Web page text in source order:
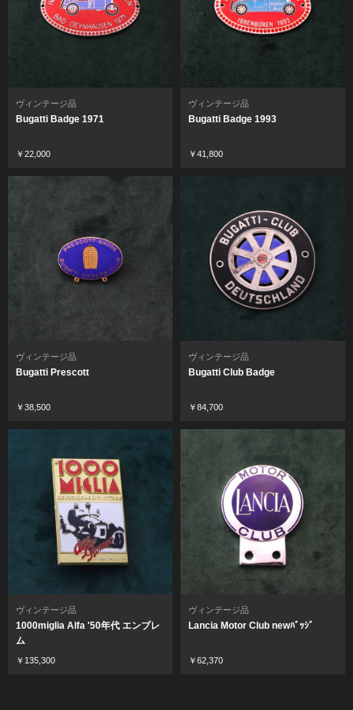
ヴィンテージ品
Bugatti Badge 1971
￥22,000
ヴィンテージ品
Bugatti Badge 1993
￥41,800
ヴィンテージ品
Bugatti Prescott
￥38,500
ヴィンテージ品
Bugatti Club Badge
￥84,700
ヴィンテージ品
1000miglia Alfa '50年代 エンブレ
ム
￥135,300
ヴィンテージ品
Lancia Motor Club newﾊﾞｯｼﾞ
￥62,370